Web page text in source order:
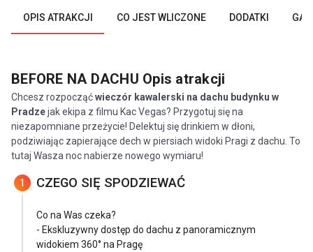
OPIS ATRAKCJI CO JEST WLICZONE DODATKI
BEFORE NA DACHU Opis atrakcji
Chcesz rozpocząćwieczór kawalerski na dachu budynku w
Pradzejak ekipa z filmu Kac Vegas? Przygotuj się na
niezapomniane przeżycie! Delektuj się drinkiem w dłoni,
podziwiając zapierające dech w piersiach widoki Pragi z dachu. To
tutaj Wasza noc nabierze nowego wymiaru!
1 CZEGO SIĘ SPODZIEWAĆ
Co na Was czeka?
- Ekskluzywny dostęp do dachu z panoramicznym
widokiem 360° na Pragę